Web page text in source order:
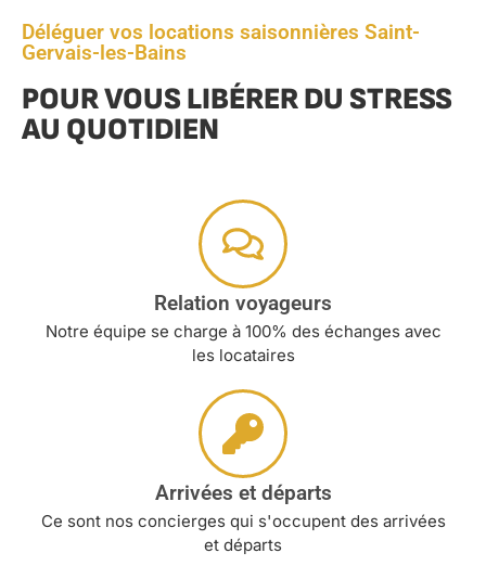
Déléguer vos locations saisonnières Saint-
Gervais-les-Bains
POUR VOUS LIBÉRER DU STRESS
AU QUOTIDIEN
Relation voyageurs
Notre équipe se charge à 100% des échanges avec
les locataires
Arrivées et départs
Ce sont nos concierges qui s'occupent des arrivées
et départs